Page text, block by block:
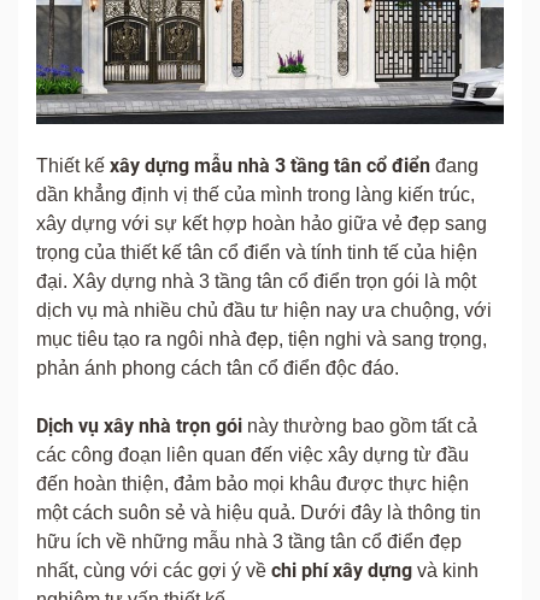
Thiết kế xây dựng mẫu nhà 3 tầng tân cổ điển đang
dần khẳng định vị thế của mình trong làng kiến trúc,
xây dựng với sự kết hợp hoàn hảo giữa vẻ đẹp sang
trọng của thiết kế tân cổ điển và tính tinh tế của hiện
đại. Xây dựng nhà 3 tầng tân cổ điển trọn gói là một
dịch vụ mà nhiều chủ đầu tư hiện nay ưa chuộng, với
mục tiêu tạo ra ngôi nhà đẹp, tiện nghi và sang trọng,
phản ánh phong cách tân cổ điển độc đáo.
Dịch vụ xây nhà trọn gói này thường bao gồm tất cả
các công đoạn liên quan đến việc xây dựng từ đầu
đến hoàn thiện, đảm bảo mọi khâu được thực hiện
một cách suôn sẻ và hiệu quả. Dưới đây là thông tin
hữu ích về những mẫu nhà 3 tầng tân cổ điển đẹp
nhất, cùng với các gợi ý về chi phí xây dựng và kinh